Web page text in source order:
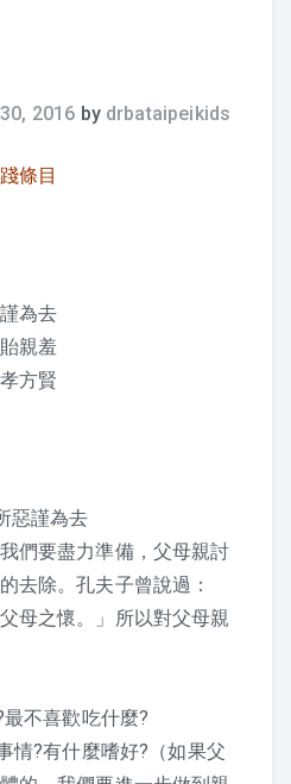
– 6月後
– 6月前
2016 by drbataipeikids
條目
為去
親羞
方賢
惡謹為去
們要盡力準備，父母親討
去除。孔夫子曾說過：
母之懷。」所以對父母親
不喜歡吃什麼?
情?有什麼嗜好?（如果父